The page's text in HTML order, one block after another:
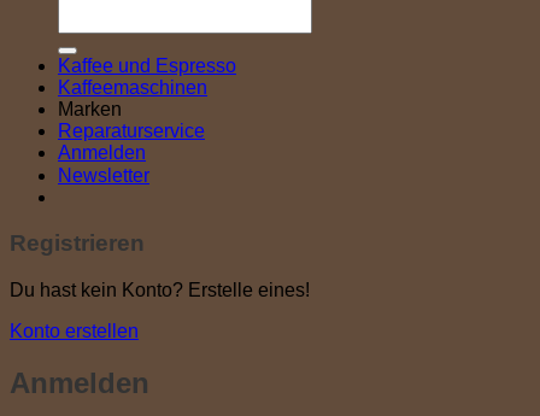
Kaffee und Espresso
Kaffeemaschinen
Marken
Reparaturservice
Anmelden
Newsletter
Registrieren
Du hast kein Konto? Erstelle eines!
Konto erstellen
Anmelden